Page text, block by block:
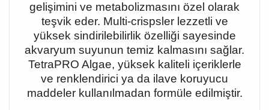
gelişimini ve metabolizmasını özel olarak
teşvik eder. Multi-crispsler lezzetli ve
yüksek sindirilebilirlik özelliği sayesinde
akvaryum suyunun temiz kalmasını sağlar.
TetraPRO Algae, yüksek kaliteli içeriklerle
ve renklendirici ya da ilave koruyucu
maddeler kullanılmadan formüle edilmiştir.